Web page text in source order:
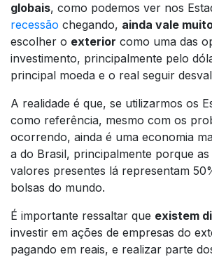
globais, como podemos ver nos
recessão chegando, ainda vale
escolher o exterior como uma das
investimento, principalmente pelo
principal moeda e o real seguir
A realidade é que, se utilizarmos os
como referência, mesmo com os
ocorrendo, ainda é uma economia
a do Brasil, principalmente porque as
valores presentes lá representam
bolsas do mundo.
É importante ressaltar que existem
investir em ações de empresas do
pagando em reais, e realizar parte